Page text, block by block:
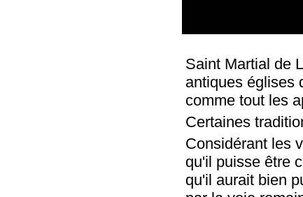
Saint Martial de
antiques églises
comme tout les
Certaines
Considérant les
qu'il puisse être
qu'il aurait bien